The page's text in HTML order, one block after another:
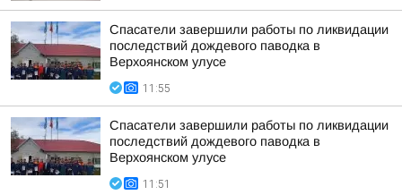
Спасатели завершили работы по ликвидации
последствий дождевого паводка в
Верхоянском улусе
11:55
Спасатели завершили работы по ликвидации
последствий дождевого паводка в
Верхоянском улусе
11:51